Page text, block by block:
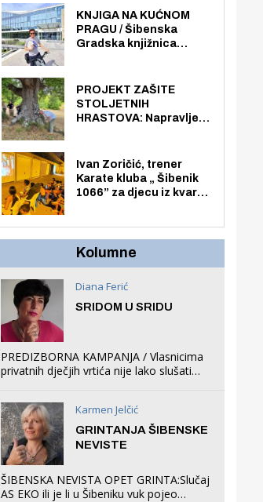
općoj upotrebi. Pristup
je slobodan i besplatan
za sve građane i
KNJIGA NA KUĆNOM
PRAGU / Šibenska
Gradska knjižnica
knjiga na kućnu adresu
električnim biciklom.
PROJEKT ZAŠITE
STOLJETNIH
HRASTOVA: Napravljen
Zmajevac
Ivan Zoričić, trener
Karate kluba „ Šibenik
1066” za djecu iz kvarta
organizirao dječje
Kolumne
Diana Ferić
SRIDOM U SRIDU
PREDIZBORNA KAMPANJA / Vlasnicima
privatnih dječjih vrtića nije lako slušati
što oni rade u Šibeniku ne postoji
Karmen Jelčić
GRINTANJA ŠIBENSKE
NEVISTE
ŠIBENSKA NEVISTA OPET GRINTA:Slučaj
AS EKO ili je li u Šibeniku vuk pojeo